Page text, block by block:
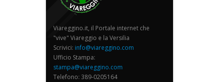
Viareggino.it, il Portale internet che
"vive" Viareggio e la Versilia
Scrivici: info@viareggino.com
Ufficio Stampa:
stampa@viareggino.com
Telefono: 389-0205164